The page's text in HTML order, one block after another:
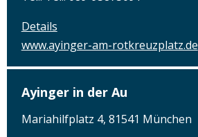
Details
www.ayinger-am-rotkreuzplatz.de
Ayinger in der Au
Mariahilfplatz 4, 81541 München